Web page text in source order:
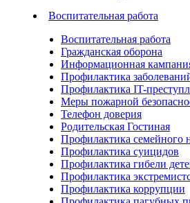
Воспитательная работа
Воспитательная работа
Гражданская оборона
Информационная
Профилактика
Профилактика IT-
Меры пожарной
Телефон доверия
Родительская Гостиная
Профилактика семейного
Профилактика суицидов
Профилактика гибели
Профилактика
Профилактика коррупции